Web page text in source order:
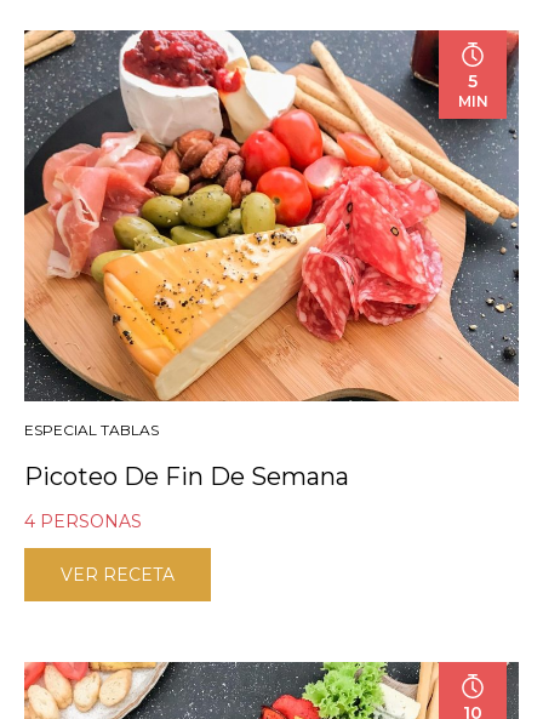
5
MIN
ESPECIAL TABLAS
Picoteo De Fin De Semana
4 PERSONAS
VER RECETA
10